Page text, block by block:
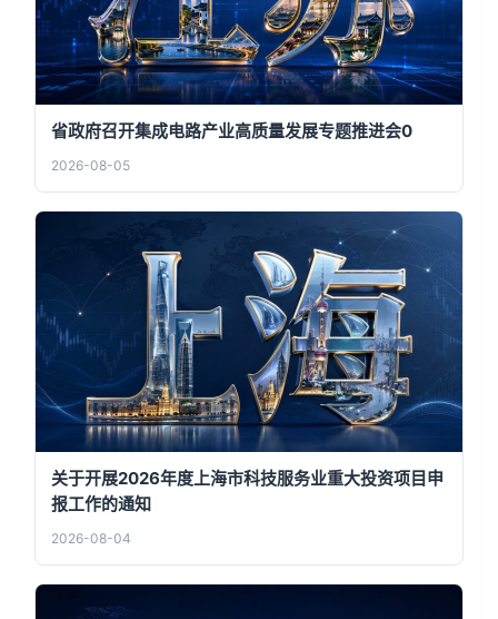
省政府召开集成电路产业高质量发展专题推进会0
2026-08-05
关于开展2026年度上海市科技服务业重大投资项目申
报工作的通知
2026-08-04